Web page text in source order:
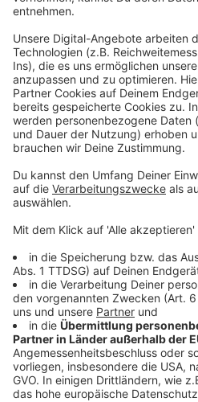
Angebote gebucht werden,
Landkarten-Funktion
Unterkünfte im Umkreis
Expedia Group und Reisebüro
Kaarst).
Anzeige
Reiseziele innerhalb
Bei deutschen Reisezielen ist
Inland sehr groß. Die Gründe
angenehme Temperaturen,
dem eigenen Auto und viele
Unterkünfte. Die Reisen
konnten bisher immer etwas
mittlerweile sind aber auch